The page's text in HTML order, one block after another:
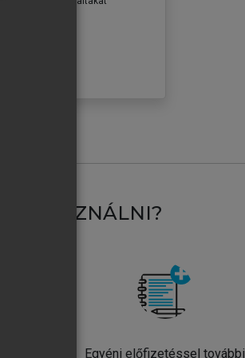
HASZNÁLNI?
Egyéni előfizetéssel további